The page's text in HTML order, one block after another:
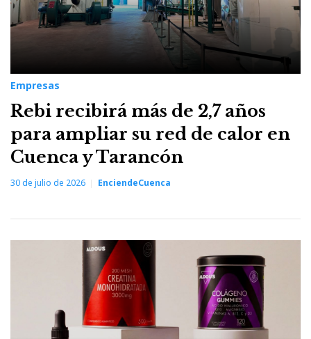
Empresas
Rebi recibirá más de 2,7 años
para ampliar su red de calor en
Cuenca y Tarancón
30 de julio de 2026 EnciendeCuenca